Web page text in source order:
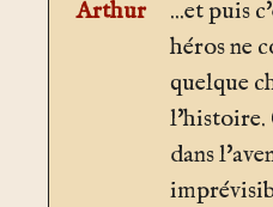
Arthur
...et puis
héros ne
quelque
l'histoire.
dans